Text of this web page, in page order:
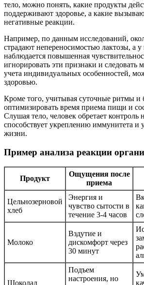
тело, можно понять, какие продукты
поддерживают здоровье, а какие
негативные реакции.
Например, по данным исследований,
страдают непереносимостью лактозы, а
наблюдается повышенная
игнорировать эти признаки и следовать
учета индивидуальных особенностей,
здоровью.
Кроме того, учитывая суточные ритмы
оптимизировать время приема пищи и
Слушая тело, человек обретает контроль
способствует укреплению иммунитета и
жизни.
Пример анализа реакции
Продукт
Ощущения после
приема
Цельнозерновой
хлеб
Энергия и
чувство сытости в
течение 3-4 часов
Молоко
Вздутие и
дискомфорт через
30 минут
Шоколад
Подъем
настроения, но